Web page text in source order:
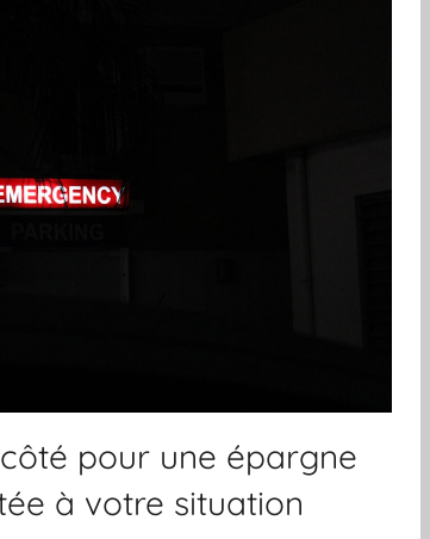
pour une épargne
à votre situation